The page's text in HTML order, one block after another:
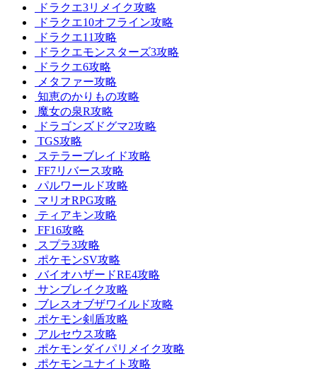
ドラクエ3リメイク攻略
ドラクエ10オフライン攻略
ドラクエ11攻略
ドラクエモンスターズ3攻略
ドラクエ6攻略
メタファー攻略
知恵のかりもの攻略
魔女の泉R攻略
ドラゴンズドグマ2攻略
TGS攻略
ステラーブレイド攻略
FF7リバース攻略
パルワールド攻略
マリオRPG攻略
ティアキン攻略
FF16攻略
スプラ3攻略
ポケモンSV攻略
バイオハザードRE4攻略
サンブレイク攻略
ブレスオブザワイルド攻略
ポケモン剣盾攻略
アルセウス攻略
ポケモンダイパリメイク攻略
ポケモンユナイト攻略